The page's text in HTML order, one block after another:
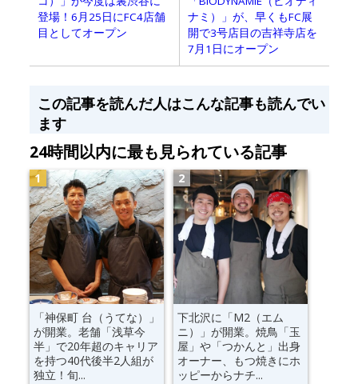
登場！6月25日にFC4店舗
目としてオープン
ナミ）」が、早くもFC展
開で3号店目の吉祥寺店を
7月1日にオープン
この記事を読んだ人はこんな記事も読んでい
ます
24時間以内に最も見られている記事
「神保町 台（うてな）」
が開業。老舗「浅草今
半」で20年超のキャリア
を持つ40代後半2人組が
独立！旬...
下北沢に「M2（エム
ニ）」が開業。焼鳥「玉
屋」や「つかんと」出身
オーナー、もつ焼きにホ
ッピーからナチ...